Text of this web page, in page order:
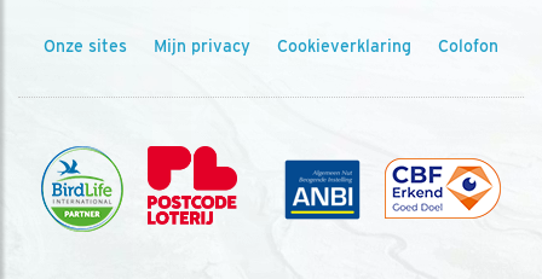
Onze sites Mijn privacy Cookieverklaring Colofon